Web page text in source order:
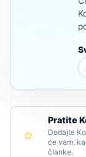
Pratite
Dodajte
će vam,
članke.